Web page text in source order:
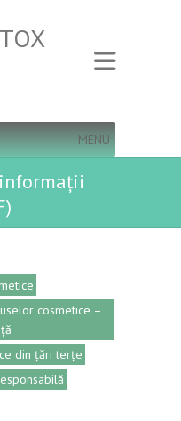
MENU
cosmetice –
din țări terțe